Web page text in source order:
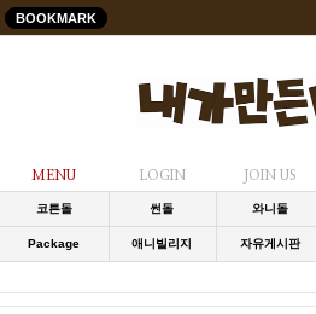
BOOKMARK
MENU LOGIN JOIN US
코튼돌 썬돌 와니돌
Package 애니빌리지 자유게시판